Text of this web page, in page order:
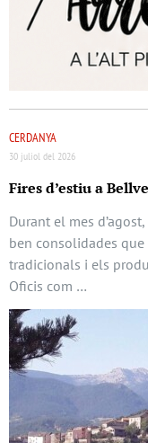
CERDANYA
30 juliol del 2026
Fires d’estiu a
Durant el mes
ben consolidades que
tradicionals i els
Oficis com …